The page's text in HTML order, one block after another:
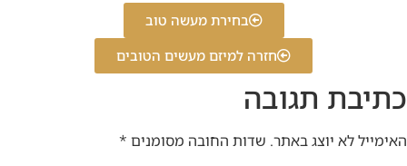
בחירת מעשה טוב
חזרה למיזם מעשים הטובים
כתיבת תגובה
האימייל לא יוצג באתר. שדות החובה מסומנים *